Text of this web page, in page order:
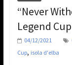
“Never
Legend
04/12/2021
Cup, isola d'elba